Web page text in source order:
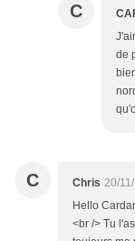
C
de
C Chris 20/
Hello
<br /> Tu